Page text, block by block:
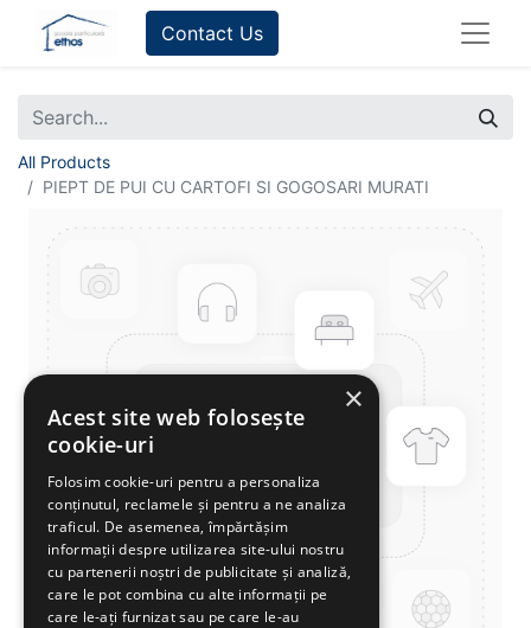
Contact Us
All Products
PIEPT DE PUI CU CARTOFI SI GOGOSARI MURATI
×
Acest site web folosește
cookie-uri
Folosim cookie-uri pentru a personaliza
conținutul, reclamele și pentru a ne analiza
traficul. De asemenea, împărtășim
informații despre utilizarea site-ului nostru
cu partenerii noștri de publicitate și analiză,
care le pot combina cu alte informații pe
care le-ați furnizat sau pe care le-au